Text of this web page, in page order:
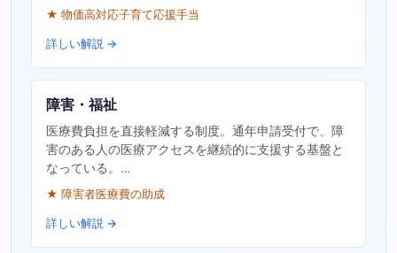
★ 物価高対応子育て応援手当
詳しい解説 →
障害・福祉
医療費負担を直接軽減する制度。通年申請受付で、障
害のある人の医療アクセスを継続的に支援する基盤と
なっている。…
★ 障害者医療費の助成
詳しい解説 →